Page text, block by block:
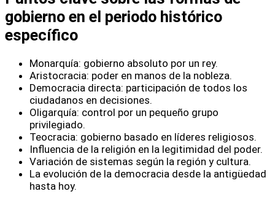
gobierno en el periodo histórico
específico
Monarquía: gobierno absoluto por un rey.
Aristocracia: poder en manos de la nobleza.
Democracia directa: participación de todos los
ciudadanos en decisiones.
Oligarquía: control por un pequeño grupo
privilegiado.
Teocracia: gobierno basado en líderes religiosos.
Influencia de la religión en la legitimidad del poder.
Variación de sistemas según la región y cultura.
La evolución de la democracia desde la antigüedad
hasta hoy.